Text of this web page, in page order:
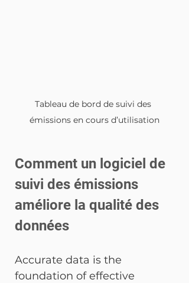
Tableau de bord de suivi des
émissions en cours d’utilisation
Comment un logiciel de
suivi des émissions
améliore la qualité des
données
Accurate data is the
foundation of effective